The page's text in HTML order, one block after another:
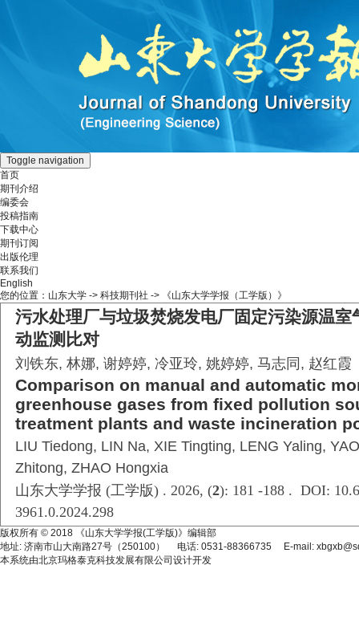
Toggle navigation
首页
期刊介绍
编委会
投稿指南
下载中心
期刊订阅
出版伦理
联系我们
English
您的位置： 山东大学 -> 科技期刊社 -> 《山东大学学报（工学版）》
污水处理厂与垃圾焚烧发电厂固定污染源温室
动监测比对
刘铁东, 林娜, 谢婷婷, 冷亚玲, 姚婷婷, 马志同, 赵红霞
Comparison on manual and automatic
greenhouse gases from fixed pollution
treatment plants and waste incineration
LIU Tiedong, LIN Na, XIE Tingting, LENG Yaling,
Zhitong, ZHAO Hongxia
山东大学学报 (工学版) . 2026, (2): 181 -188 . DOI:
3961.0.2024.298
版权所有 © 2018 《山东大学学报(工学版)》编辑部
地址: 济南市山大南路27号（250100） 电话: 0531-88366735 E-mail:
本系统由北京玛格泰克科技发展有限公司 设计开发